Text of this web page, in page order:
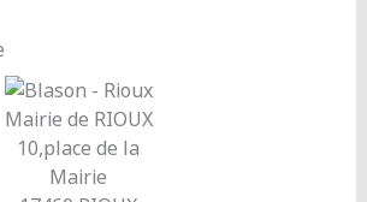
Mairie de RIOUX
10,place de la
Mairie